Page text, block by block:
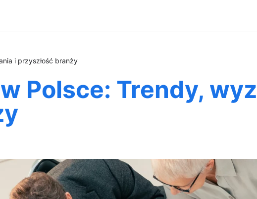
i przyszłość branży
Polsce: Trendy,